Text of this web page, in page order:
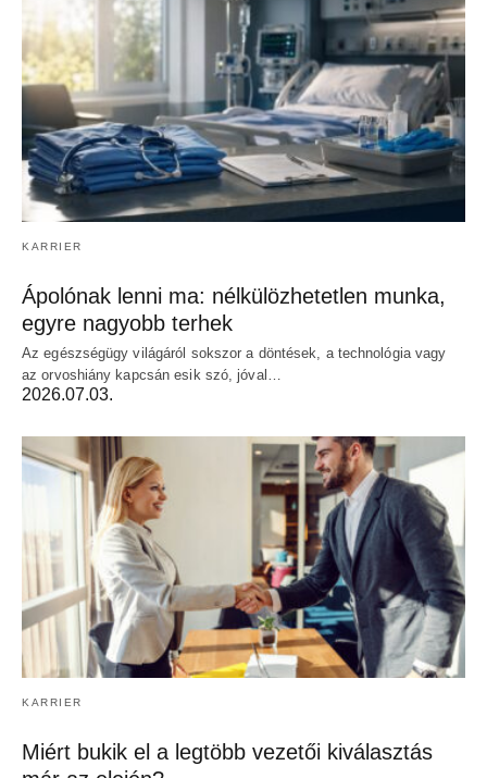
KARRIER
Ápolónak lenni ma: nélkülözhetetlen munka,
egyre nagyobb terhek
Az egészségügy világáról sokszor a döntések, a technológia vagy
az orvoshiány kapcsán esik szó, jóval…
2026.07.03.
KARRIER
Miért bukik el a legtöbb vezetői kiválasztás